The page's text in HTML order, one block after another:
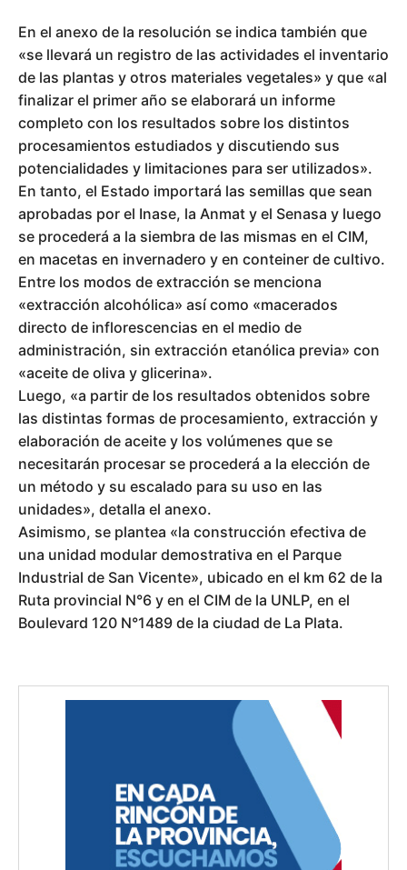
En el anexo de la resolución se indica también que
«se llevará un registro de las actividades el inventario
de las plantas y otros materiales vegetales» y que «al
finalizar el primer año se elaborará un informe
completo con los resultados sobre los distintos
procesamientos estudiados y discutiendo sus
potencialidades y limitaciones para ser utilizados».
En tanto, el Estado importará las semillas que sean
aprobadas por el Inase, la Anmat y el Senasa y luego
se procederá a la siembra de las mismas en el CIM,
en macetas en invernadero y en conteiner de cultivo.
Entre los modos de extracción se menciona
«extracción alcohólica» así como «macerados
directo de inflorescencias en el medio de
administración, sin extracción etanólica previa» con
«aceite de oliva y glicerina».
Luego, «a partir de los resultados obtenidos sobre
las distintas formas de procesamiento, extracción y
elaboración de aceite y los volúmenes que se
necesitarán procesar se procederá a la elección de
un método y su escalado para su uso en las
unidades», detalla el anexo.
Asimismo, se plantea «la construcción efectiva de
una unidad modular demostrativa en el Parque
Industrial de San Vicente», ubicado en el km 62 de la
Ruta provincial N°6 y en el CIM de la UNLP, en el
Boulevard 120 N°1489 de la ciudad de La Plata.